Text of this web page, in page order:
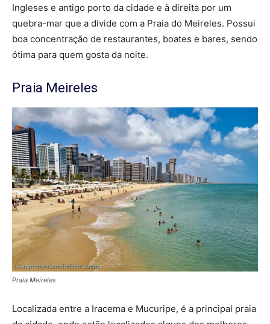
Ingleses e antigo porto da cidade e à direita por um
quebra-mar que a divide com a Praia do Meireles. Possui
boa concentração de restaurantes, boates e bares, sendo
ótima para quem gosta da noite.
Praia Meireles
Praia Meireles
Localizada entre a Iracema e Mucuripe, é a principal praia